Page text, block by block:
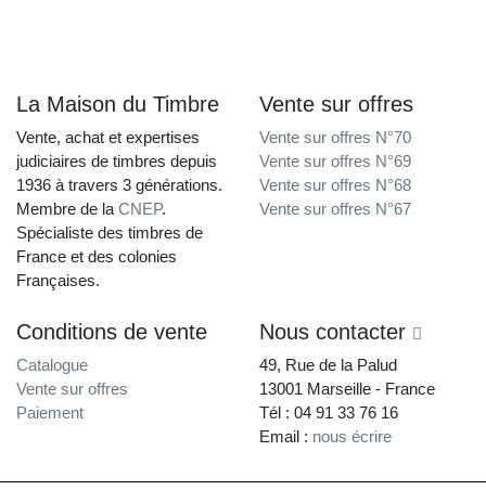
La Maison du Timbre
Vente, achat et expertises
judiciaires de timbres depuis
1936 à travers 3 générations.
Membre de la CNEP.
Spécialiste des timbres de
France et des colonies
Françaises.
Vente sur offres
Vente sur offres N°70
Vente sur offres N°69
Vente sur offres N°68
Vente sur offres N°67
Conditions de vente
Catalogue
Vente sur offres
Paiement
Nous contacter
49, Rue de la Palud
13001 Marseille - France
Tél : 04 91 33 76 16
Email : nous écrire